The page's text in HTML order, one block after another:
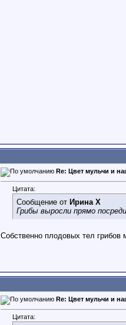
Re: Цвет мульчи и
Цитата:
Сообщение от Ирина X
Грибы выросли прямо
Собственно плодовых тел грибов
Re: Цвет мульчи и
Цитата: